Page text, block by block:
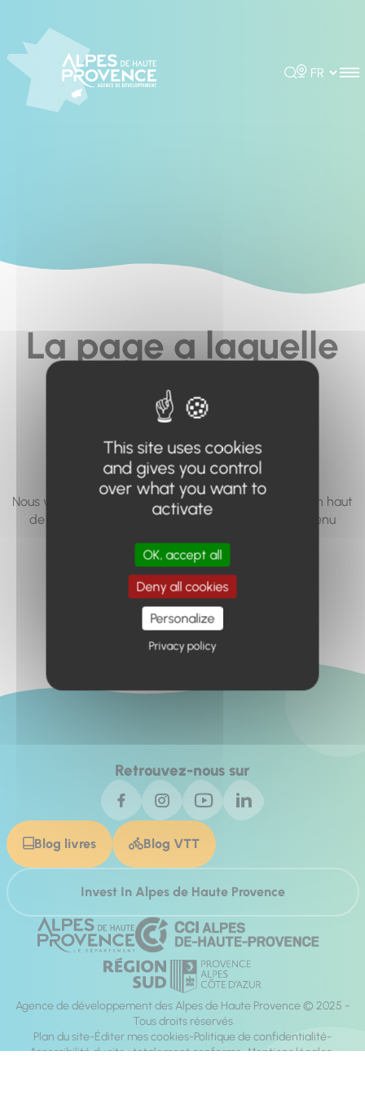
Rechercher
Choisir la
La page a laquelle
vous cherchez à
accéder n'existe
pas... ou plus.
Nous vous invitons à utiliser le moteur de recherche en haut
de page, ou à utiliser le menu pour trouver le contenu
Retour à l'accueil
Retrouvez-nous sur
Blog livres Blog VTT
Invest In Alpes de Haute Provence
Agence de développement des Alpes de Haute Provence © 2025 -
Tous droits réservés
Plan du site Éditer mes cookies Politique de confidentialité
Accessibilité du site : totalement conforme Mentions légales
This site uses cookies
and gives you control
over what you want to
activate
OK, accept all
Deny all cookies
Personalize
Privacy policy